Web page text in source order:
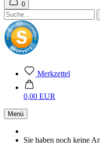
0
Merkzettel
0,00 EUR
Menü
Sie haben noch keine